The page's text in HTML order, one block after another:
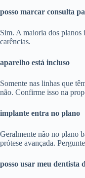
posso marcar consulta
Sim. A maioria dos
carências.
aparelho está incluso
Somente nas linhas que
não. Confirme isso na
implante entra no plano
Geralmente não no plano
prótese avançada.
posso usar meu dentista